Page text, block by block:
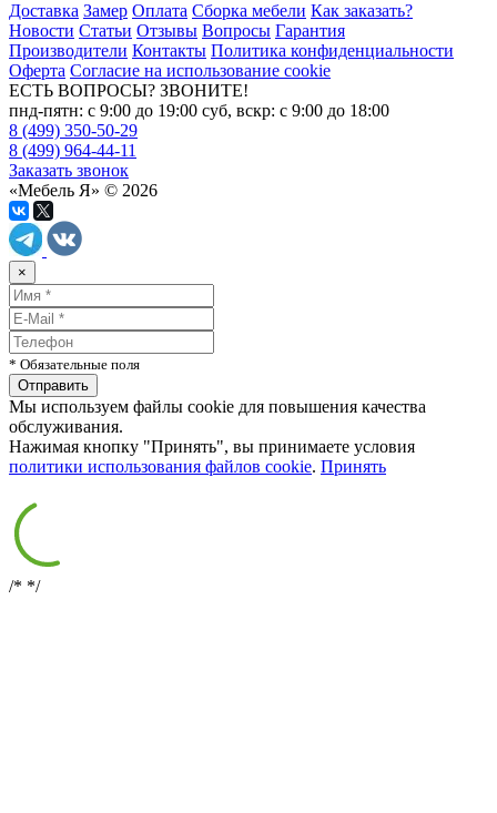
Доставка Замер Оплата Сборка мебели Как заказать?
Новости Статьи Отзывы Вопросы Гарантия
Производители Контакты Политика конфиденциальности
Оферта Согласие на использование cookie
ЕСТЬ ВОПРОСЫ? ЗВОНИТЕ!
пнд-пятн: с 9:00 до 19:00 суб, вскр: с 9:00 до 18:00
8 (499) 350-50-29
8 (499) 964-44-11
Заказать звонок
«Мебель Я» © 2026
×
* Обязательные поля
Мы используем файлы cookie для повышения качества
обслуживания.
Нажимая кнопку "Принять", вы принимаете условия
политики использования файлов cookie. Принять
/* */